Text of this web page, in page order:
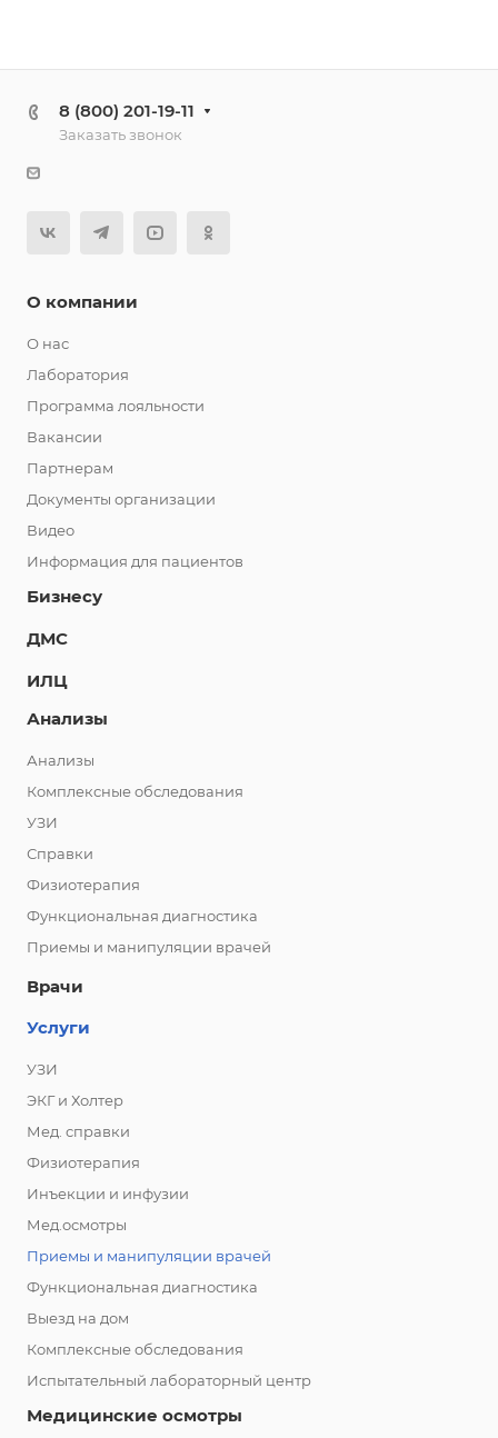
8 (800) 201-19-11
Заказать звонок
О компании
О нас
Лаборатория
Программа лояльности
Вакансии
Партнерам
Документы организации
Видео
Информация для пациентов
Бизнесу
ДМС
ИЛЦ
Анализы
Анализы
Комплексные обследования
УЗИ
Справки
Физиотерапия
Функциональная диагностика
Приемы и манипуляции врачей
Врачи
Услуги
УЗИ
ЭКГ и Холтер
Мед. справки
Физиотерапия
Инъекции и инфузии
Мед.осмотры
Приемы и манипуляции врачей
Функциональная диагностика
Выезд на дом
Комплексные обследования
Испытательный лабораторный центр
Медицинские осмотры